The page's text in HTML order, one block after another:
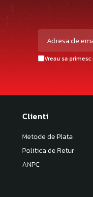
Vreau sa
Clienti
Metode de Plata
Politica de Retur
ANPC